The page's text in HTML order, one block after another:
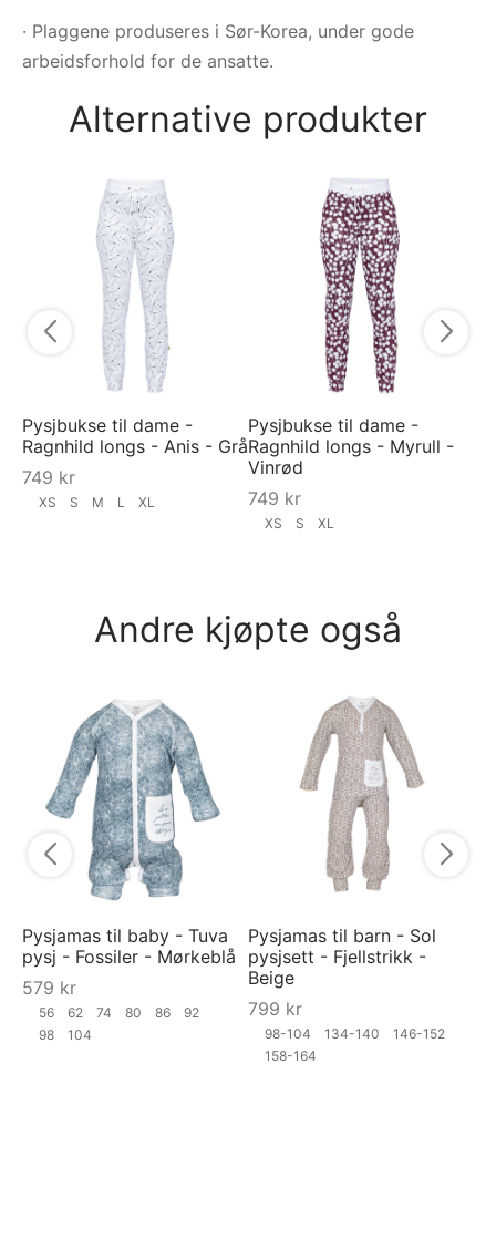
· Plaggene produseres i Sør-Korea, under gode
arbeidsforhold for de ansatte.
Alternative produkter
Pysjbukse til dame -
Ragnhild longs - Anis - Grå
749 kr
XS S M L XL
Pysjbukse til dame -
Ragnhild longs - Myrull -
Vinrød
749 kr
XS S XL
Andre kjøpte også
Pysjamas til baby - Tuva
pysj - Fossiler - Mørkeblå
579 kr
56 62 74 80 86
92
98
104
Pysjamas til barn - Sol
pysjsett - Fjellstrikk -
Beige
799 kr
98-104 134-140
146-152
158-164